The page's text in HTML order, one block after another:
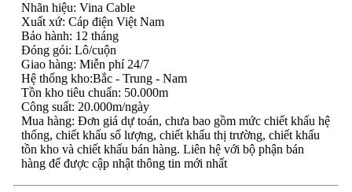
Nhãn hiệu: Vina Cable
Xuất xứ: Cáp điện Việt Nam
Bảo hành: 12 tháng
Đóng gói: Lô/cuộn
Giao hàng: Miễn phí 24/7
Hệ thống kho:Bắc - Trung - Nam
Tồn kho tiêu chuẩn: 50.000m
Công suất: 20.000m/ngày
Mua hàng: Đơn giá dự toán, chưa bao gồm mức chiết khấu hệ
thống, chiết khấu số lượng, chiết khấu thị trường, chiết khấu
tồn kho và chiết khấu bán hàng. Liên hệ với bộ phận bán
hàng để được cập nhật thông tin mới nhất